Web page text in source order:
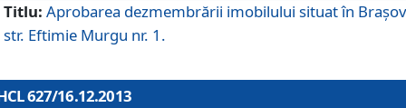
Titlu: Aprobarea dezmembrării imobilului situat în
str. Eftimie Murgu nr. 1.
627/16.12.2013